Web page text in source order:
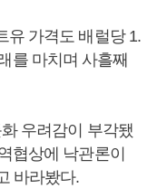
유 가격도 배럴당 1.
를 마치며 사흘째
우려감이 부각됐
협상에 낙관론이
바라봤다.